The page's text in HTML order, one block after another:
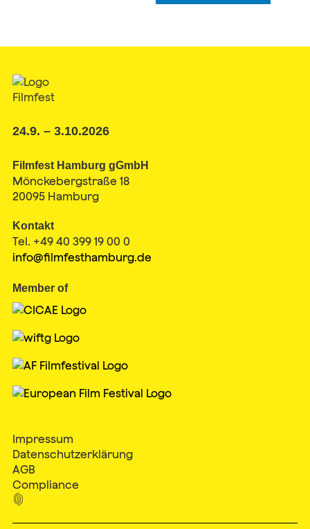
24.9. – 3.10.2026
Filmfest Hamburg gGmbH
Mönckebergstraße 18
20095 Hamburg
Kontakt
Tel. +49 40 399 19 00 0
info@filmfesthamburg.de
Member of
Impressum
Datenschutzerklärung
AGB
Compliance
